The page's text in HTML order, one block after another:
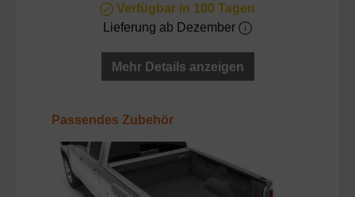
Verfügbar in 100 Tagen
Lieferung ab Dezember
Mehr Details anzeigen
Produktgalerie überspringen
Passendes Zubehör